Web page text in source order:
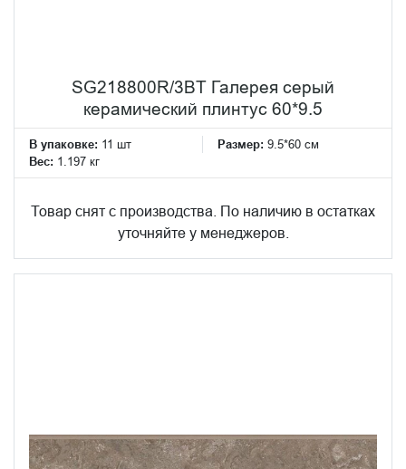
SG218800R/3BT Галерея серый
керамический плинтус 60*9.5
В упаковке: 11 шт Размер: 9.5*60 см
Вес: 1.197 кг
Товар снят с производства. По наличию в остатках
уточняйте у менеджеров.